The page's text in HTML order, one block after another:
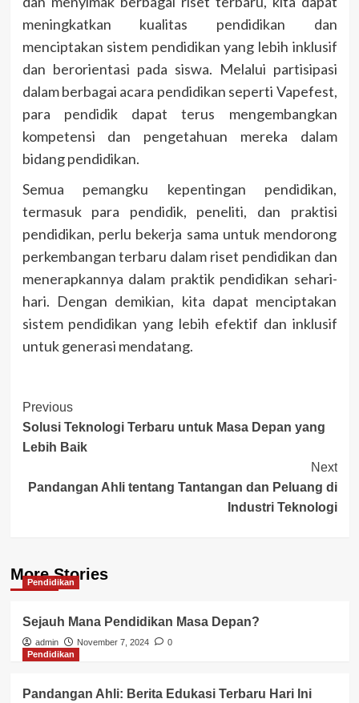
meningkatkan kualitas pendidikan dan
menciptakan sistem pendidikan yang lebih inklusif
dan berorientasi pada siswa. Melalui partisipasi
dalam berbagai acara pendidikan seperti Vapefest,
para pendidik dapat terus mengembangkan
kompetensi dan pengetahuan mereka dalam
bidang pendidikan.
Semua pemangku kepentingan pendidikan,
termasuk para pendidik, peneliti, dan praktisi
pendidikan, perlu bekerja sama untuk mendorong
perkembangan terbaru dalam riset pendidikan dan
menerapkannya dalam praktik pendidikan sehari-
hari. Dengan demikian, kita dapat menciptakan
sistem pendidikan yang lebih efektif dan inklusif
untuk generasi mendatang.
Post
Navigation
Previous
Solusi Teknologi Terbaru untuk Masa Depan yang
Lebih Baik
Next
Pandangan Ahli tentang Tantangan dan Peluang di
Industri Teknologi
More Stories
Pendidikan
Sejauh Mana Pendidikan Masa Depan?
admin November 7, 2024
0
Pendidikan
Pandangan Ahli: Berita Edukasi Terbaru Hari Ini